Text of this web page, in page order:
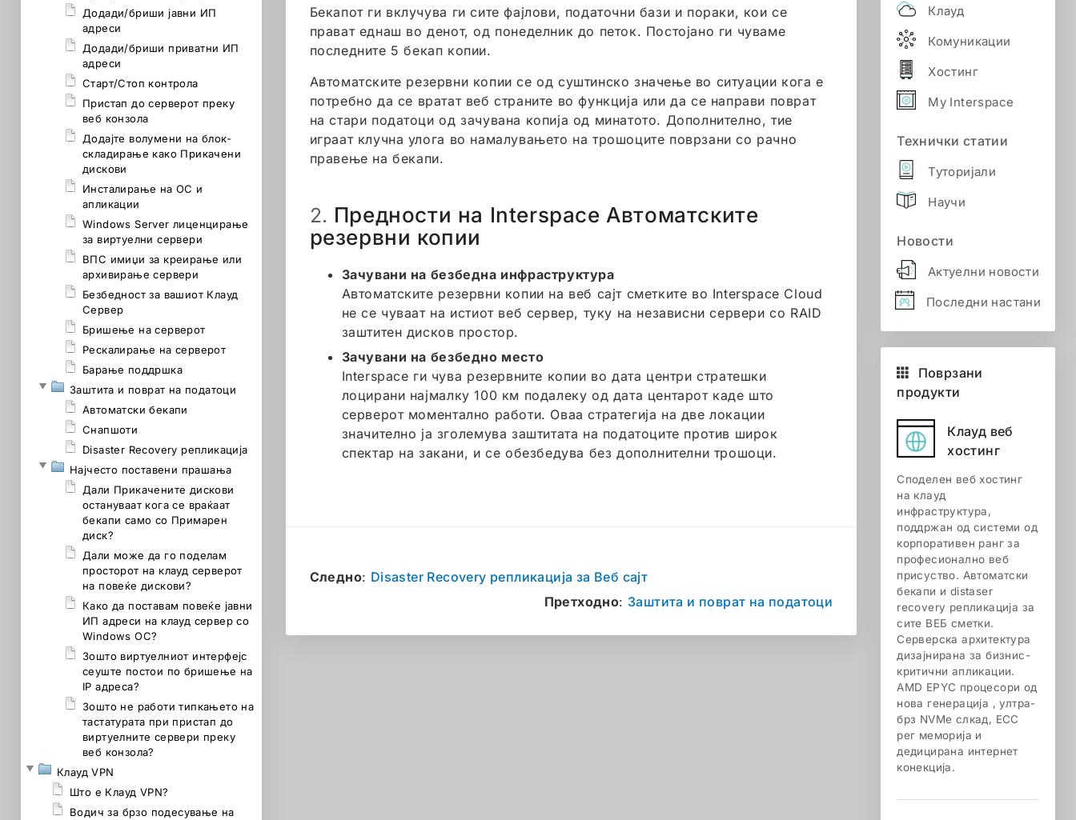
Додади/бриши јавни ИП
адреси
Додади/бриши приватни ИП
адреси
Старт/Стоп контрола
Пристап до серверот преку
веб конзола
Додајте волумени на блок-
складирање како Прикачени
дискови
Инсталирање на ОС и
апликации
Windows Server лиценцирање
за виртуелни сервери
ВПС имиџи за креирање или
архивирање сервери
Безбедност за вашиот Клауд
Сервер
Бришење на серверот
Рескалирање на серверот
Барање поддршка
Заштита и поврат на податоци
Автоматски бекапи
Снапшоти
Disaster Recovery репликација
Најчестo поставени прашања
Дали Прикачените дискови
остануваат кога се враќаат
бекапи само со Примарен
диск?
Дали може да го поделам
просторот на клауд серверот
на повеќе дискови?
Како да поставам повеќе јавни
ИП адреси на клауд сервер со
Windows ОС?
Зошто виртуелниот интерфејс
сеуште постои по бришење на
IP адреса?
Зошто не работи типкањето на
тастатурата при пристап до
виртуелните сервери преку
веб конзола?
Клауд VPN
Што е Клауд VPN?
Водич за брзо подесување на
Бекапот ги вклучува ги сите фајлови, податочни бази и пораки, кои се
прават еднаш во денот, од понеделник до петок. Постојано ги чуваме
последните 5 бекап копии.
Автоматските резервни копии се од суштинско значење во ситуации кога е
потребно да се вратат веб страните во функција или да се направи поврат
на стари податоци од зачувана копија од минатото. Дополнително, тие
играат клучна улога во намалувањето на трошоците поврзaни со рачно
правење на бекапи.
2. Предности на Interspace Автоматските
резервни копии
Зачувани на безбедна инфраструктура
Автоматските резервни копии на веб сајт сметките во Interspace Cloud
не се чуваат на истиот веб сервер, туку на независни сервери со RAID
заштитен дисков простор.
Зачувани на безбедно место
Interspace ги чува резервните копии во дата центри стратешки
лоцирани најмалку 100 км подалеку од дата центарот каде што
серверот моментално работи. Оваа стратегија на две локации
значително ја зголемува заштитата на податоците против широк
спектар на закани, и се обезбедува без дополнителни трошоци.
Следно: Disaster Recovery репликација за Веб сајт
Претходно: Заштита и поврат на податоци
Клауд
Комуникации
Хостинг
My Interspace
Технички статии
Туторијали
Научи
Новости
Актуелни новости
Последни настани
Поврзани
продукти
Клауд веб
хостинг
Споделен веб хостинг
на клауд
инфраструктура,
поддржан од системи од
корпоративен ранг за
професионално веб
присуство. Автоматски
бекапи и distaser
recovery репликација за
сите ВЕБ сметки.
Серверска архитектура
дизајнирана за бизнис-
критични апликации.
AMD EPYC процесори од
нова генерација , ултра-
брз NVMe слкад, ECC
рег меморија и
дедицирана интернет
конекција.